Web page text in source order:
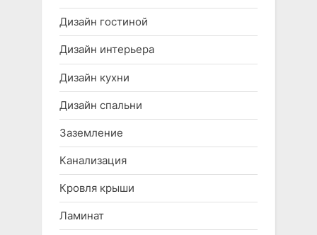
Дизайн гостиной
Дизайн интерьера
Дизайн кухни
Дизайн спальни
Заземление
Канализация
Кровля крыши
Ламинат